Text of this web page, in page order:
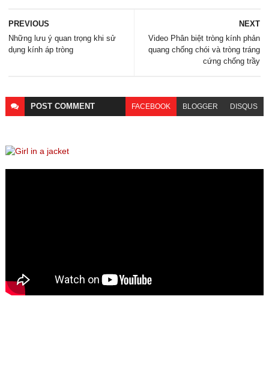
NEXT
Video Phân biệt tròng kính phản
quang chống chói và tròng tráng
cứng chống trầy
PREVIOUS
Những lưu ý quan trọng khi sử
dụng kính áp tròng
POST COMMENT FACEBOOK BLOGGER DISQUS